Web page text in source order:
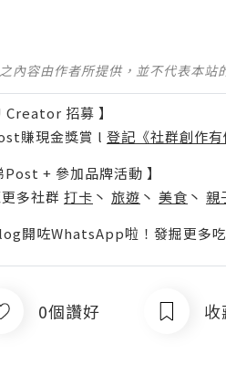
內容由作者所提供，並不代表本
Creator 招募 】
賺現金獎賞 l 登記《社群創作有
Post + 參加品牌活動 】
多社群 打卡 丶 旅遊 丶 美食 丶 親
開咗WhatsApp啦！發掘更多吃
0個讚好 收